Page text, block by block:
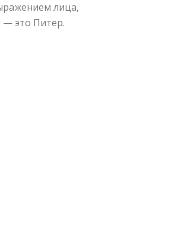
лица,
— это Питер.